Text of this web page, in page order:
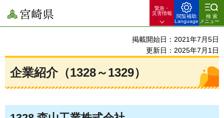
宮崎県
緊急・
災害情報
閲覧補助
Language
検索
メニュー
掲載開始日：2021年7月5日
更新日：2025年7月1日
企業紹介（1328～1329）